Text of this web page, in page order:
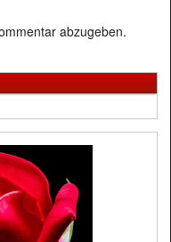
abzugeben.